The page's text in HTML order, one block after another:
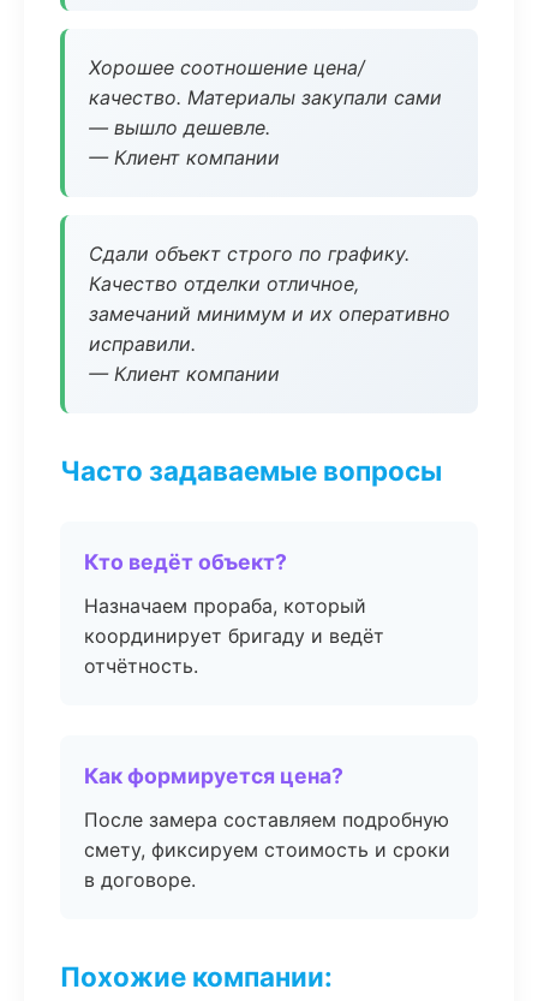
Хорошее соотношение цена/
качество. Материалы закупали сами
— вышло дешевле.
— Клиент компании
Сдали объект строго по графику.
Качество отделки отличное,
замечаний минимум и их оперативно
исправили.
— Клиент компании
Часто задаваемые вопросы
Кто ведёт объект?
Назначаем прораба, который
координирует бригаду и ведёт
отчётность.
Как формируется цена?
После замера составляем подробную
смету, фиксируем стоимость и сроки
в договоре.
Похожие компании: